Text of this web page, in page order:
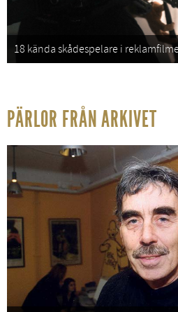
18 kända skådespelare i
PÄRLOR FRÅN ARKIVET